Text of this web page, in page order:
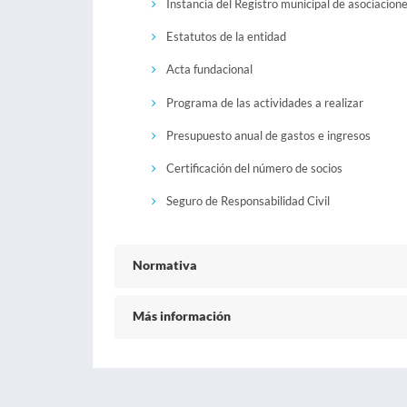
Instancia del Registro municipal de
Estatutos de la entidad
Acta fundacional
Programa de las actividades a realizar
Presupuesto anual de gastos e ingresos
Certificación del número de socios
Seguro de Responsabilidad Civil
Normativa
Más información